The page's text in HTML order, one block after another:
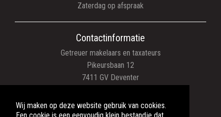
Wij maken op deze website gebruik van cookies.
Zaterdag op afspraak
Contactinformatie
Getreuer makelaars en taxateurs
Pikeursbaan 12
7411 GV Deventer
info@getreuer.nl
Kvk: 08108069